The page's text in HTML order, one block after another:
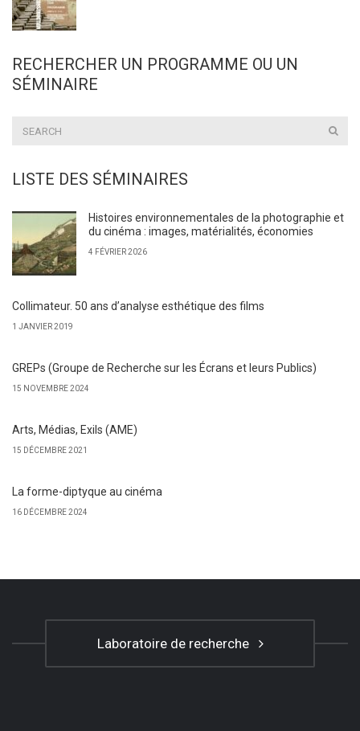
RECHERCHER UN PROGRAMME OU UN
SÉMINAIRE
LISTE DES SÉMINAIRES
Histoires environnementales de la photographie et
du cinéma : images, matérialités, économies
4 FÉVRIER 2026
Collimateur. 50 ans d’analyse esthétique des films
1 JANVIER 2019
GREPs (Groupe de Recherche sur les Écrans et leurs Publics)
15 NOVEMBRE 2024
Arts, Médias, Exils (AME)
15 DÉCEMBRE 2021
La forme-diptyque au cinéma
16 DÉCEMBRE 2024
Laboratoire de recherche